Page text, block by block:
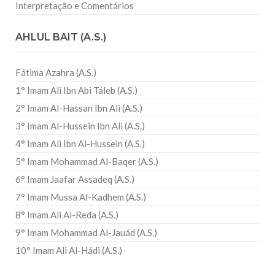
Interpretação e Comentários
AHLUL BAIT (A.S.)
Fátima Azahra (A.S.)
1° Imam Ali Ibn Abi Táleb (A.S.)
2° Imam Al-Hassan Ibn Ali (A.S.)
3° Imam Al-Hussein Ibn Ali (A.S.)
4° Imam Ali Ibn Al-Hussein (A.S.)
5° Imam Mohammad Al-Baqer (A.S.)
6° Imam Jaafar Assadeq (A.S.)
7° Imam Mussa Al-Kadhem (A.S.)
8° Imam Ali Al-Reda (A.S.)
9° Imam Mohammad Al-Jauád (A.S.)
10° Imam Ali Al-Hádi (A.S.)